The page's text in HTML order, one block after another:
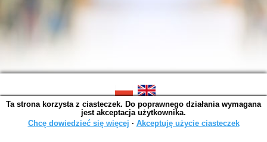
SOWA OPAC v. 6.11.10 (2026-07-24)
Wygenerowano w 0,0015 s.
Ta strona korzysta z ciasteczek. Do poprawnego działania wymagana
jest akceptacja użytkownika.
Chcę dowiedzieć się więcej ∙ Akceptuję użycie ciasteczek